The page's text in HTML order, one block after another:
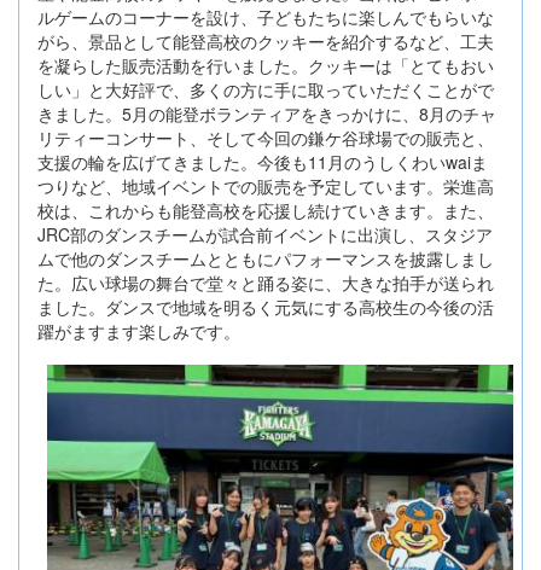
ルゲームのコーナーを設け、子どもたちに楽しんでもらいな
がら、景品として能登高校のクッキーを紹介するなど、工夫
を凝らした販売活動を行いました。クッキーは「とてもおい
しい」と大好評で、多くの方に手に取っていただくことがで
きました。5月の能登ボランティアをきっかけに、8月のチャ
リティーコンサート、そして今回の鎌ケ谷球場での販売と、
支援の輪を広げてきました。今後も11月のうしくわいwaiま
つりなど、地域イベントでの販売を予定しています。栄進高
校は、これからも能登高校を応援し続けていきます。また、
JRC部のダンスチームが試合前イベントに出演し、スタジア
ムで他のダンスチームとともにパフォーマンスを披露しまし
た。広い球場の舞台で堂々と踊る姿に、大きな拍手が送られ
ました。ダンスで地域を明るく元気にする高校生の今後の活
躍がますます楽しみです。